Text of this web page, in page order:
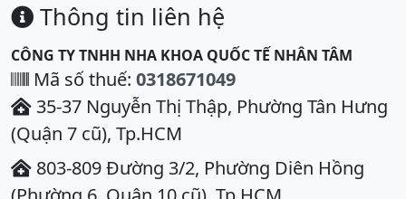
Thông tin liên hệ
CÔNG TY TNHH NHA KHOA QUỐC TẾ NHÂN TÂM
Mã số thuế: 0318671049
35-37 Nguyễn Thị Thập, Phường Tân Hưng
(Quận 7 cũ), Tp.HCM
803-809 Đường 3/2, Phường Diên Hồng